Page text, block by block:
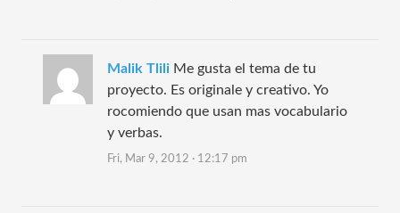
Malik Tlili Me gusta el tema de tu
proyecto. Es originale y creativo. Yo
rocomiendo que usan mas vocabulario
y verbas.
Fri, Mar 9, 2012 · 12:17 pm